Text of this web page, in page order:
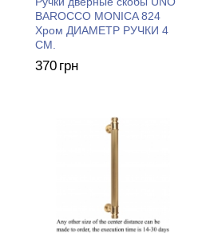
BAROCCO MONICA 824
Хром ДИАМЕТР РУЧКИ 4
СМ.
370 грн